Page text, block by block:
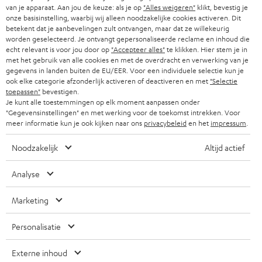
r
i
e
f
BLUETOOTH
KOPTELEFOONS
BLUETOOTH KOPTELEFOONS
COMPLETE SETS
SPEAKERS
FANSHOP
NIEUWKOMERS
PARTNERPROGRAMMA
BLOG
NEWSLETTER
STORES
TEUFEL VOORDELEN
TEUFEL STORY
MANAGEMENT
DUURZAAMHEID
NORMEN EN WAARDES
STUDENTENKORTING
ZWITSERLAND
NEDERLAND
BELGIË
FRANKRIJK
SPANJE
ITALIË
'Kennelijke' (typ)fouten voorbehouden. De op de foto's afgebeelde
accessoires zijn niet bij de levering inbegrepen. Eventuele
verwijderingskosten voor batterijen zijn bij de prijs inbegrepen.
van je apparaat. Aan jou de keuze: als je op "Alles weigeren" klikt, bevestig je
onze basisinstelling, waarbij wij alleen noodzakelijke cookies activeren. Dit
betekent dat je aanbevelingen zult ontvangen, maar dat ze willekeurig
worden geselecteerd. Je ontvangt gepersonaliseerde reclame en inhoud die
echt relevant is voor jou door op "Accepteer alles"te klikken. Hier stem je in
met het gebruik van alle cookies en met de overdracht en verwerking van je
gegevens in landen buiten de EU/EER. Voor een individuele selectie kun je
ook elke categorie afzonderlijk activeren of deactiveren en met "Selectie
toepassen" bevestigen.
Je kunt alle toestemmingen op elk moment aanpassen onder
"Gegevensinstellingen" en met werking voor de toekomst intrekken. Voor
meer informatie kun je ook kijken naar ons privacybeleiden het impressum
Noodzakelijk Altijd actief
Analyse
Marketing
Personalisatie
Externe inhoud